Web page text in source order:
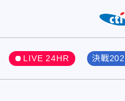
LIVE 24HR 決戰